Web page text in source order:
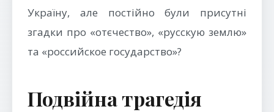
Україну, але постійно були присутні
згадки про «отєчество», «русскую землю»
та «российское государство»?
Подвійна трагедія